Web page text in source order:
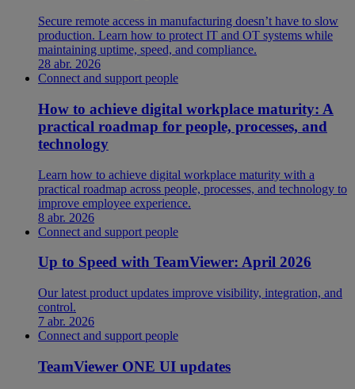
Secure remote access in manufacturing doesn’t have to slow
production. Learn how to protect IT and OT systems while
maintaining uptime, speed, and compliance.
28 abr. 2026
Connect and support people
How to achieve digital workplace maturity: A
practical roadmap for people, processes, and
technology
Learn how to achieve digital workplace maturity with a
practical roadmap across people, processes, and technology to
improve employee experience.
8 abr. 2026
Connect and support people
Up to Speed with TeamViewer: April 2026
Our latest product updates improve visibility, integration, and
control.
7 abr. 2026
Connect and support people
TeamViewer ONE UI updates